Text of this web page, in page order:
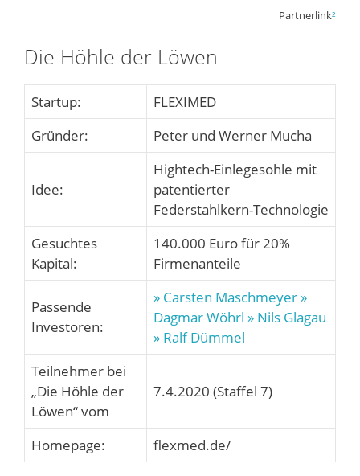
Partnerlink²
Die Höhle der Löwen
Startup:
FLEXIMED
Gründer:
Peter und Werner Mucha
Idee:
Hightech-Einlegesohle mit
patentierter
Federstahlkern-Technologie
Gesuchtes
Kapital:
140.000 Euro für 20%
Firmenanteile
Passende
Investoren:
» Carsten Maschmeyer »
Dagmar Wöhrl » Nils Glagau
» Ralf Dümmel
Teilnehmer bei
„Die Höhle der
Löwen“ vom
7.4.2020 (Staffel 7)
Homepage: flexmed.de/